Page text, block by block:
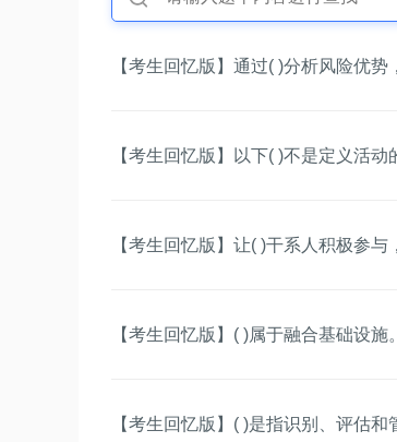
【考生回忆版】通过( )分析风险优势
【考生回忆版】以下( )不是定义活动
【考生回忆版】让( )干系人积极参与
【考生回忆版】( )属于融合基础设施。
【考生回忆版】( )是指识别、评估